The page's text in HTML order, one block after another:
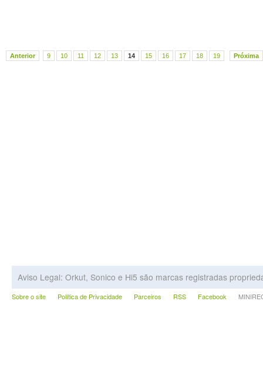
Anterior 9 10 11 12 13 14 15 16 17 18 19 Próxima
Aviso Legal: Orkut, Sonico e Hi5 são marcas registradas
Sobre o site Política de Privacidade Parceiros RSS Facebook